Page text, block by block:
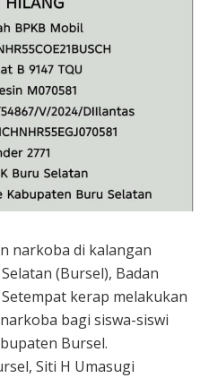
narkoba di kalangan
(Bursel), Badan
kerap melakukan
bagi siswa-siswi
Bursel.
Siti H Umasugi